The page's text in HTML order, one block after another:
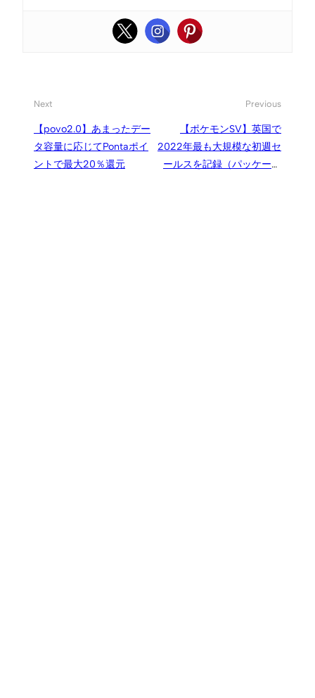
Next
【povo2.0】あまったデー
タ容量に応じてPontaポイ
ントで最大20％還元
Previous
【ポケモンSV】英国で
2022年最も大規模な初週セ
ールスを記録（パッケージ